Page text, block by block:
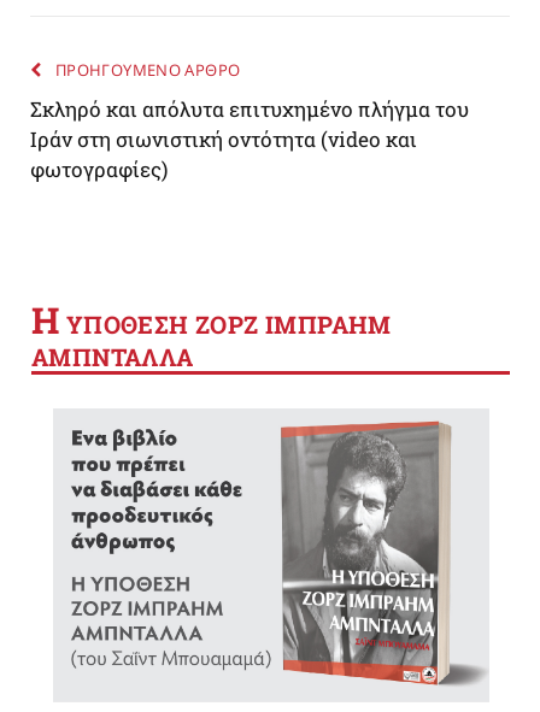
ΠΡΟΗΓΟΥΜΕΝΟ ΑΡΘΡΟ
Σκληρό και απόλυτα επιτυχημένο πλήγμα του
Ιράν στη σιωνιστική οντότητα (video και
φωτογραφίες)
Η YΠΟΘΕΣΗ ΖΟΡΖ ΙΜΠΡΑΗΜ
ΑΜΠΝΤΑΛΛΑ